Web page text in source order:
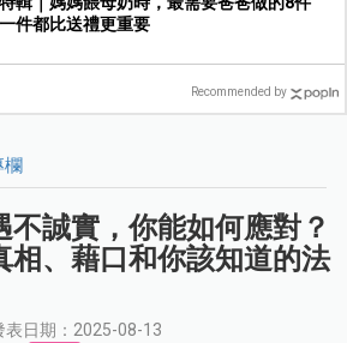
件都比送禮更重要
Recommended by
欄
不誠實，你能如何應對？
相、藉口和你該知道的法
表日期：2025-08-13